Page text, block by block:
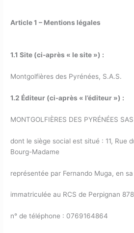
Article 1 – Mentions légales
1.1 Site (ci-après « le site ») :
Montgolfières des Pyrénées, S.A.S.
1.2 Éditeur (ci-après « l’éditeur ») :
MONTGOLFIÈRES DES PYRÉNÉES
dont le siège social est situé : 11, Rue
Bourg-Madame
représentée par Fernando Muga, en
immatriculée au RCS de Perpignan
n° de téléphone : 0769164864